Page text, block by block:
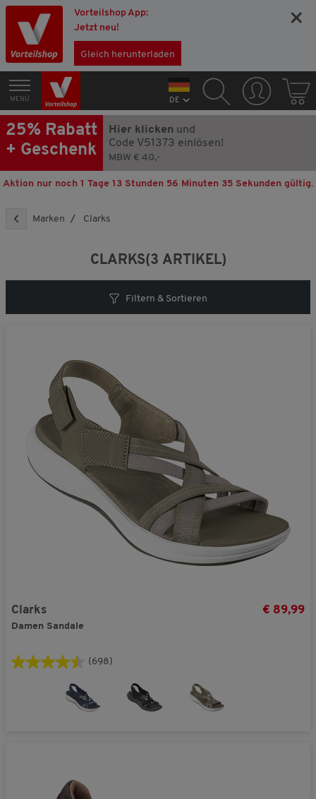
Vorteilshop App:
Jetzt neu!
Gleich herunterladen
×
MENÜ DE
25% Rabatt
+ Geschenk
Hier klicken und
Code V51373 einlösen!
MBW € 40,-
Aktion nur noch 1 Tage 13 Stunden 56 Minuten 35 Sekunden gültig.
Marken Clarks
CLARKS(3 ARTIKEL)
Filtern & Sortieren
Clarks
Damen Sandale
€ 89,99
(698)